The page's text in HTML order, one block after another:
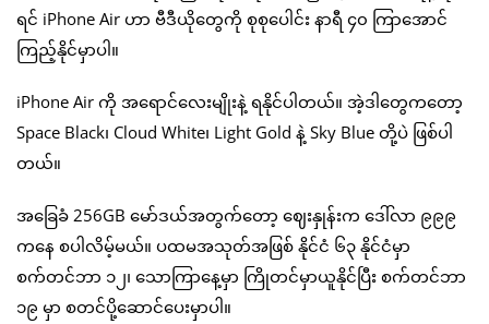
ရင် iPhone Air ဟာ ဗီဒီယိုတွေကို စုစုပေါင်း နာရီ ၄၀ ကြာအောင်
ကြည့်နိုင်မှာပါ။
iPhone Air ကို အရောင်လေးမျိုးနဲ့ ရနိုင်ပါတယ်။ အဲ့ဒါတွေကတော့
Space Black၊ Cloud White၊ Light Gold နဲ့ Sky Blue တို့ပဲ ဖြစ်ပါ
တယ်။
အခြေခံ 256GB မော်ဒယ်အတွက်တော့ ဈေးနှုန်းက ဒေါ်လာ ၉၉၉
ကနေ စပါလိမ့်မယ်။ ပထမအသုတ်အဖြစ် နိုင်ငံ ၆၃ နိုင်ငံမှာ
စက်တင်ဘာ ၁၂၊ သောကြာနေ့မှာ ကြိုတင်မှာယူနိုင်ပြီး စက်တင်ဘာ
၁၉ မှာ စတင်ပို့ဆောင်ပေးမှာပါ။